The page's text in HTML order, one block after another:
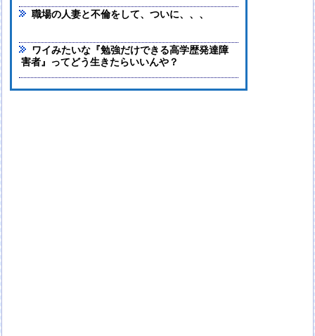
職場の人妻と不倫をして、ついに、、、
ワイみたいな『勉強だけできる高学歴発達障
害者』ってどう生きたらいいんや？